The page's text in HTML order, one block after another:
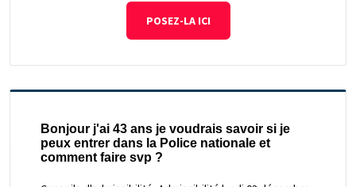
POSEZ-LA ICI
Bonjour j'ai 43 ans je voudrais savoir si je
peux entrer dans la Police nationale et
comment faire svp ?